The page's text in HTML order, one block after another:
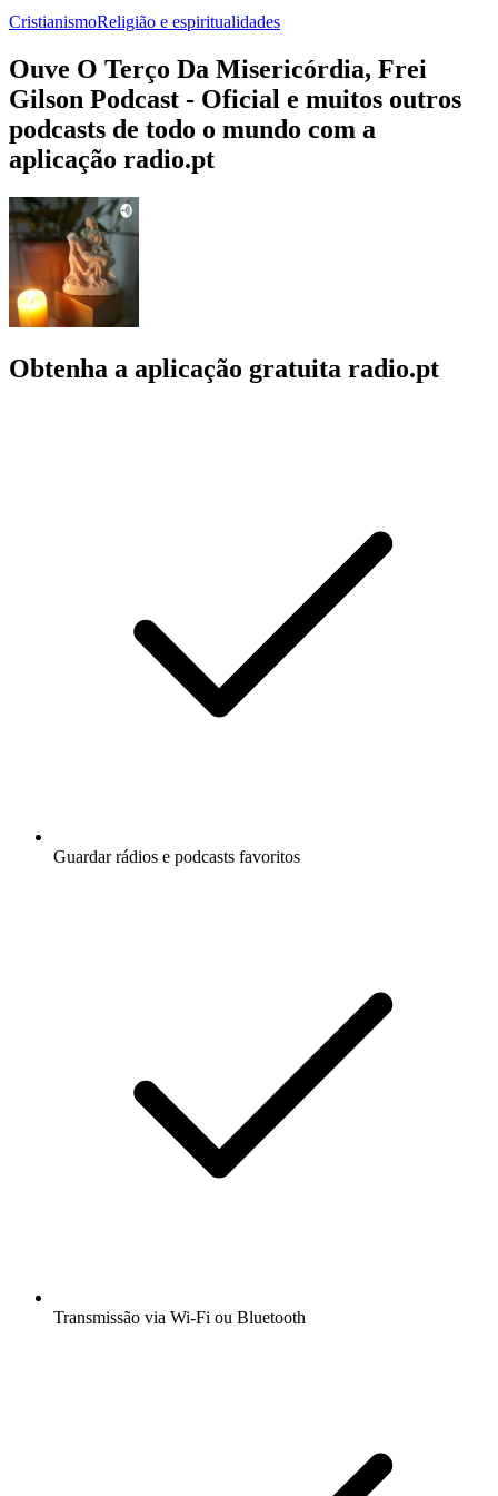
CristianismoReligião e espiritualidades
Ouve O Terço Da Misericórdia, Frei
Gilson Podcast - Oficial e muitos outros
podcasts de todo o mundo com a
aplicação radio.pt
Obtenha a aplicação gratuita radio.pt
Guardar rádios e podcasts favoritos
Transmissão via Wi-Fi ou Bluetooth